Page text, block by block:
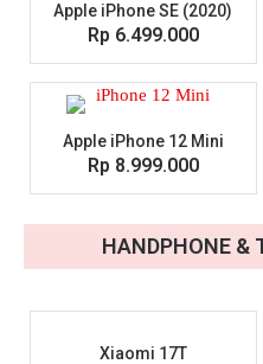
Apple iPhone SE (2020)
Rp 6.499.000
Apple iPhone 12 Mini
Rp 8.999.000
HANDPHONE &
Xiaomi 17T